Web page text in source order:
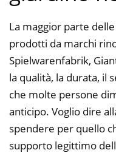
La maggior parte
prodotti da marchi
Spielwarenfabrik,
la qualità, la durata, il
che molte persone
anticipo. Voglio dire
spendere per quello
supporto legittimo